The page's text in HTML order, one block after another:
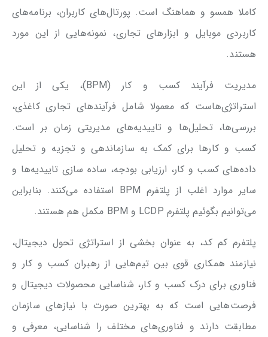
کاملا همسو و هماهنگ است. پورتال‌های کاربران، برنامه‌های
کاربردی موبایل و ابزارهای تجاری، نمونه‌هایی از این مورد
هستند.
مدیریت فرآیند کسب و کار (BPM)، یکی از این
استراتژی‌هاست که معمولا شامل فرآیندهای تجاری کاغذی،
بررسی‌ها، تحلیل‌ها و تاییدیه‌های مدیریتی زمان بر است.
کسب و کارها برای کمک به سازماندهی و تجزیه و تحلیل
داده‌های کسب و کار، ارزیابی بودجه، ساده سازی تاییدیه‌ها و
سایر موارد اغلب از پلتفرم BPM استفاده می‌کنند. بنابراین
می‌توانیم بگوئیم پلتفرم LCDP و BPM مکمل هم هستند.
پلتفرم کم کد، به عنوان بخشی از استراتژی تحول دیجیتال،
نیازمند همکاری قوی بین تیم‌هایی از رهبران کسب و کار و
فناوری برای درک کسب و کار، شناسایی محصولات دیجیتال و
فرصت‌هایی است که به بهترین صورت با نیازهای سازمان
مطابقت دارند و فناوری‌های مختلف را شناسایی، معرفی و